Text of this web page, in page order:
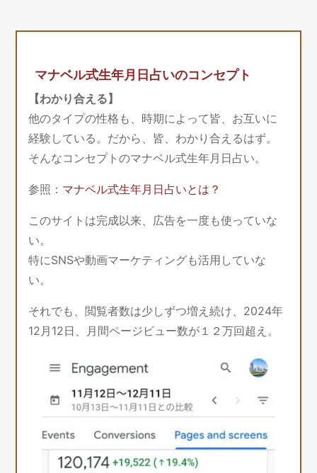
マナベル式生年月日占いのコンセプト
【わかり合える】
他のタイプの性格も、時期によって皆、お互いに
経験している。だから、皆、わかり合えるはず。
そんなコンセプトのマナベル式生年月日占い。
参照： マナベル式生年月日占いとは？
このサイトは完成以来、広告を一度も使っていな
い。
特にSNSや動画マーケティングも活用していな
い。
それでも、閲覧者数は少しずつ増え続け、2024年
12月12日、月間ページビュー数が１２万回超え。